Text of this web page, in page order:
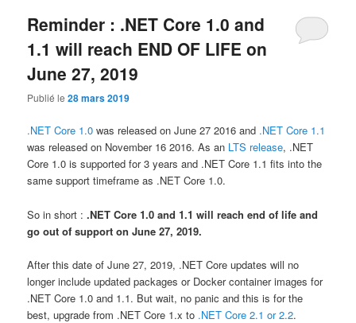
Reminder : .NET Core 1.0 and
1.1 will reach END OF LIFE on
June 27, 2019
Publié le28 mars 2019
.NET Core 1.0 was released on June 27 2016 and .NET Core 1.1
was released on November 16 2016. As an LTS release, .NET
Core 1.0 is supported for 3 years and .NET Core 1.1 fits into the
same support timeframe as .NET Core 1.0.
So in short :.NET Core 1.0 and 1.1 will reach end of life and
go out of support on June 27, 2019.
After this date of June 27, 2019, .NET Core updates will no
longer include updated packages or Docker container images for
.NET Core 1.0 and 1.1. But wait, no panic and this is for the
best, upgrade from .NET Core 1.x to .NET Core 2.1 or 2.2.